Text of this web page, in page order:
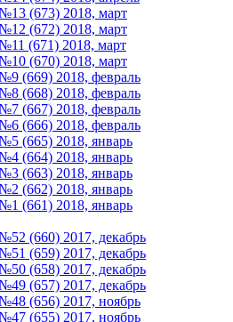
(673) 2018, март
(672) 2018, март
(671) 2018, март
(670) 2018, март
(669) 2018, февраль
(668) 2018, февраль
(667) 2018, февраль
(666) 2018, февраль
(665) 2018, январь
(664) 2018, январь
(663) 2018, январь
(662) 2018, январь
(661) 2018, январь
(660) 2017, декабрь
(659) 2017, декабрь
(658) 2017, декабрь
(657) 2017, декабрь
(656) 2017, ноябрь
(655) 2017, ноябрь